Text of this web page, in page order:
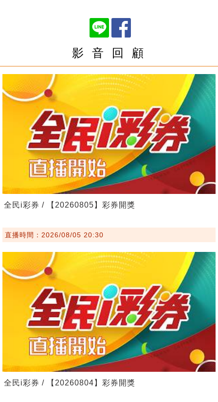
影 音 回 顧
全民i彩券 / 【20260805】彩券開獎
直播時間：2026/08/05 20:30
全民i彩券 / 【20260804】彩券開獎